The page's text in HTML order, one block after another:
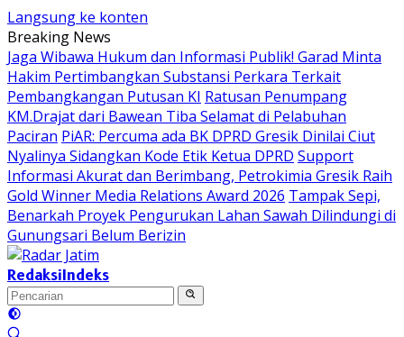
Langsung ke konten
Breaking News
Jaga Wibawa Hukum dan Informasi Publik! Garad Minta
Hakim Pertimbangkan Substansi Perkara Terkait
Pembangkangan Putusan KI Ratusan Penumpang
KM.Drajat dari Bawean Tiba Selamat di Pelabuhan
Paciran PiAR: Percuma ada BK DPRD Gresik Dinilai Ciut
Nyalinya Sidangkan Kode Etik Ketua DPRD Support
Informasi Akurat dan Berimbang, Petrokimia Gresik Raih
Gold Winner Media Relations Award 2026 Tampak Sepi,
Benarkah Proyek Pengurukan Lahan Sawah Dilindungi di
Gunungsari Belum Berizin
RedaksiIndeks